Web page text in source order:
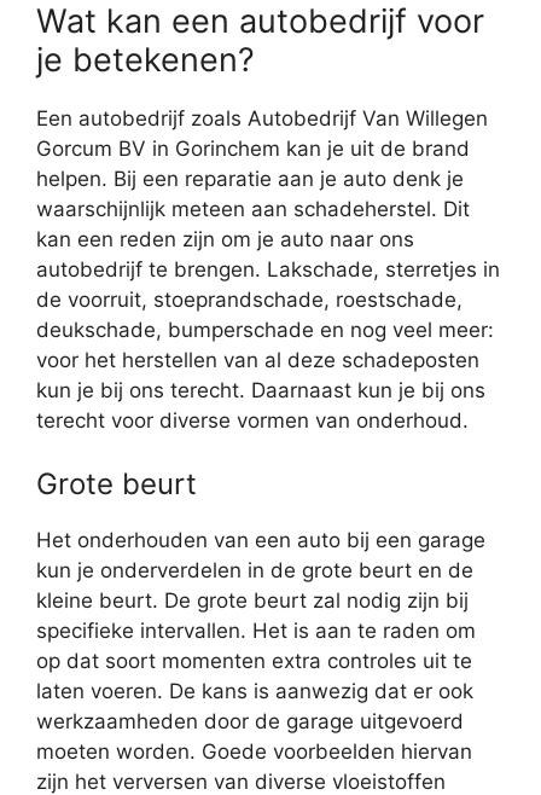
Wat kan een autobedrijf voor
je betekenen?
Een autobedrijf zoals Autobedrijf Van Willegen
Gorcum BV in Gorinchem kan je uit de brand
helpen. Bij een reparatie aan je auto denk je
waarschijnlijk meteen aan schadeherstel. Dit
kan een reden zijn om je auto naar ons
autobedrijf te brengen. Lakschade, sterretjes in
de voorruit, stoeprandschade, roestschade,
deukschade, bumperschade en nog veel meer:
voor het herstellen van al deze schadeposten
kun je bij ons terecht. Daarnaast kun je bij ons
terecht voor diverse vormen van onderhoud.
Grote beurt
Het onderhouden van een auto bij een garage
kun je onderverdelen in de grote beurt en de
kleine beurt. De grote beurt zal nodig zijn bij
specifieke intervallen. Het is aan te raden om
op dat soort momenten extra controles uit te
laten voeren. De kans is aanwezig dat er ook
werkzaamheden door de garage uitgevoerd
moeten worden. Goede voorbeelden hiervan
zijn het verversen van diverse vloeistoffen